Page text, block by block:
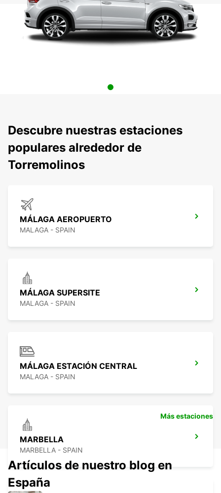
Descubre nuestras estaciones
populares alrededor de
Torremolinos
MÁLAGA AEROPUERTO
MALAGA - SPAIN
MÁLAGA SUPERSITE
MALAGA - SPAIN
MÁLAGA ESTACIÓN CENTRAL
MALAGA - SPAIN
MARBELLA
MARBELLA - SPAIN
Más estaciones
Artículos de nuestro blog en
España